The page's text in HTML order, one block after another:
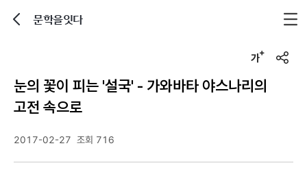
문학을잇다
u
눈의 꽃이 피는 '설국' - 가와바타 야스나리의
고전 속으로
2017-02-27 조회 716